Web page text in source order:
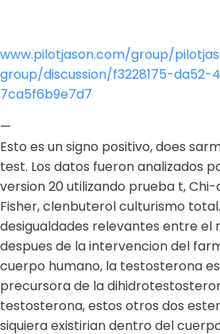
www.pilotjason.com/group/
group/discussion/f3228175-da52-
7ca5f6b9e7d7
—
Esto es un signo positivo, does
test. Los datos fueron analizados
version 20 utilizando prueba t,
Fisher, clenbuterol culturismo
desigualdades relevantes entre el
despues de la intervencion del
cuerpo humano, la testosterona
precursora de la
testosterona, estos otros dos
siquiera existirian dentro del